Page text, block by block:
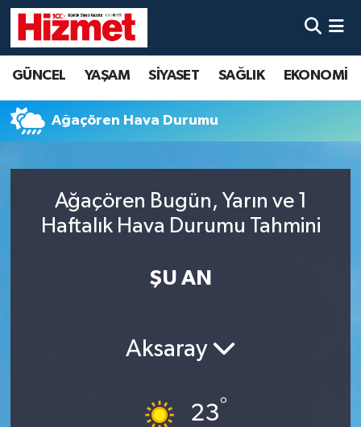
GÜNCEL YAŞAM SİYASET SAĞLIK EKONOMİ
Ağaçören Hava Durumu
Ağaçören Bugün, Yarın ve 1
Haftalık Hava Durumu Tahmini
ŞU AN
Aksaray
23°
YAŞAM
SİYASET
EKONOMİ
Denizli Hava Durumu
Denizli Trafik Yoğunluk Haritası
Tüm Manşetler